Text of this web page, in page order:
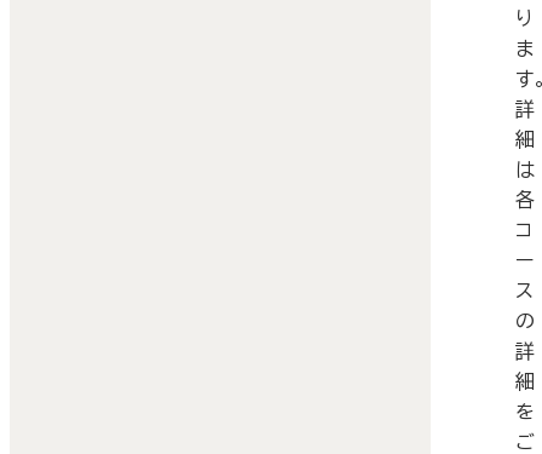
り
ま
す
詳
細
は
各
コ
ー
ス
の
詳
細
を
ご